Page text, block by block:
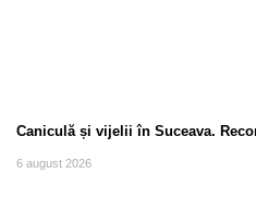
Caniculă și vijelii în Suceava.
6 august 2026